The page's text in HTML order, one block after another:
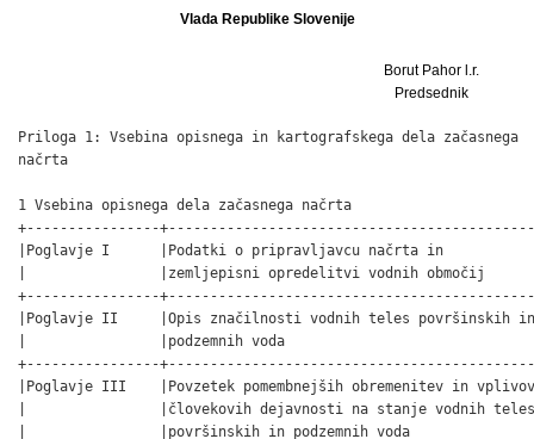
Vlada Republike Slovenije
Borut Pahor l.r.
Predsednik
Priloga 1: Vsebina opisnega in kartografskega dela začasnega
načrta

1 Vsebina opisnega dela začasnega načrta
+----------------+---------------------------------------------+
|Poglavje I      |Podatki o pripravljavcu načrta in            |
|                |zemljepisni opredelitvi vodnih območij       |
+----------------+---------------------------------------------+
|Poglavje II     |Opis značilnosti vodnih teles površinskih in |
|                |podzemnih voda                               |
+----------------+---------------------------------------------+
|Poglavje III    |Povzetek pomembnejših obremenitev in vplivov |
|                |človekovih dejavnosti na stanje vodnih teles |
|                |površinskih in podzemnih voda                |
+----------------+---------------------------------------------+
|Poglavje IV     |Prikaz območij s posebnimi zahtevami         |
+----------------+---------------------------------------------+
|Poglavje V      |Prikaz mreže in rezultatov monitoringa       |
|                |stanja voda                                  |
+----------------+---------------------------------------------+
|Poglavje VI     |Ekonomsko vrednotenje rabe vode ali naplavin |
|                |in varstva ter urejanja voda                 |
+----------------+---------------------------------------------+
|Poglavje VII    |Povzetek obveznosti, sprejetih z             |
|                |mednarodnimi pogodbami, ki se nanašajo na    |
|                |upravljanje voda                             |
+----------------+---------------------------------------------+
|Priloge         |PRILOGA 1: Seznam strokovnih podlag,         |
|                |strokovnih navodil, metodologij in poročil   |
|                |ter virov podatkov, na podlagi katerih je    |
|                |bil izdelan načrt                            |
|                |PRILOGA 2: Seznam naslovov za stike          |
+----------------+---------------------------------------------+


2 Vsebina kartografskega dela začasnega načrta
+----------------+---------------------------------------------+
|Karta I.1       |Meja med vodnim območjem Donave in vodnim    |
|                |območjem (v nadaljnjem besedilu: VO)         |
|                |Jadranskega morja                            |
+----------------+---------------------------------------------+
|Karta I.2       |Meje porečij Mura, Drava, Sava, povodja Soče |
|                |in povodja jadranskih rek                    |
+----------------+---------------------------------------------+
|Karta I.3       |Podzemne vode, ki pripadajo VO Donave in VO  |
|                |Jadranskega morja                            |
+----------------+---------------------------------------------+
|Karta II.1      |Lokacije in meje vodnih teles površinskih    |
|                |voda                                         |
+----------------+---------------------------------------------+
|Karta II.2      |Umetna vodna telesa in kandidati za močno    |
|                |preoblikovana vodna telesa                   |
+----------------+---------------------------------------------+
|Karta II.3      |Meje hidroekoregij                           |
+----------------+---------------------------------------------+
|Karta II.4      |Referenčni odseki vodotokov                  |
+----------------+---------------------------------------------+
|Karta II.5      |Lokacije in meje vodnih teles podzemnih voda |
+----------------+---------------------------------------------+
|Karta III.1     |Pregled pomembnih točkovnih obremenitev      |
+----------------+---------------------------------------------+
|Karta III.2     |Pregled pomembnih razpršenih obremenitev z   |
|                |dušikom iz kmetijstva                        |
+----------------+---------------------------------------------+
|Karta III.3     |Pregled pomembnih razpršenih obremenitev s   |
|                |fosforjem iz kmetijstva                      |
+----------------+---------------------------------------------+
|Karta III.4     |Pregled pomembnih hidroloških obremenitev    |
+----------------+---------------------------------------------+
|Karta III.5     |Pregled pomembnih morfoloških obremenitev    |
+----------------+---------------------------------------------+
|Karta III.6     |Pregled bioloških obremenitev                |
+----------------+---------------------------------------------+
|Karta III.7     |Ocena vplivov na kemijsko stanje vodnih      |
|                |teles površinskih voda                       |
+----------------+---------------------------------------------+
|Karta III.8     |Ocena vplivov na ekološko stanje vodnih      |
|                |teles površinskih voda glede na splošne      |
|                |fizikalno-kemijske parametre                 |
+----------------+---------------------------------------------+
|Karta III.9     |Ocena vplivov na ekološko stanje vodnih      |
|                |teles površinskih voda glede na sintetična   |
|                |in nesintetična onesnaževala                 |
+----------------+---------------------------------------------+
|Karta III.10    |Ocena vplivov na ekološko stanje vodnih      |
|                |teles površinskih voda glede na biološke     |
|                |parametre                                    |
+----------------+---------------------------------------------+
|Karta III.11    |Modelirane vrednosti obremenitev podzemnih   |
|                |voda z dušikom                               |
+----------------+---------------------------------------------+
|Karta III.12    |Karta ranljivosti podzemne vode glede na     |
|                |zadrževalno sposobnost vodonosnikov          |
+----------------+---------------------------------------------+
|Karta III.13    |Ocenjene vrednosti nitratov v podzemni vodi  |
+----------------+---------------------------------------------+
|Karta III.14    |Ocena kemijskega stanja vodnih teles         |
|                |podzemne vode                                |
+----------------+---------------------------------------------+
|Karta IV.1      |Prikaz vodovarstvenih območij                |
+----------------+---------------------------------------------+
|Karta IV.2      |Prikaz območij kopalnih voda in območij      |
|                |naravnih kopališč                            |
+----------------+---------------------------------------------+
|Karta IV.3      |Opozorilna karta poplav                      |
+----------------+---------------------------------------------+
|Karta IV.4      |Prikaz delov morja, kjer je kakovost vode    |
|                |primerna za življenje in rast morskih školjk |
|                |in morskih polžev                            |
+----------------+---------------------------------------------+
|Karta IV.5A     |Prikaz občutljivih območij zaradi            |
|                |evtrofikacije v skladu s predpisi, ki        |
|                |urejajo varstvo okolja                       |
+----------------+---------------------------------------------+
|Karta IV.5B     |Prikaz občutljivih območij zaradi kopalnih   |
|                |voda v skladu s predpisi, ki urejajo varstvo |
|                |okolja                                       |
+----------------+---------------------------------------------+
|Karta IV.6      |Prikaz ranljivih območij v skladu s          |
|                |predpisi, ki urejajo varstvo okolja          |
+----------------+---------------------------------------------+
|Karta IV.7      |Prikaz zavarovanih in varovanih območij v    |
|                |skladu s predpisi, ki urejajo ohranjanje     |
|                |narave                                       |
+----------------+---------------------------------------------+
|Karta IV.8      |Prikaz odsekov površinskih voda, pomembnih   |
|                |za življenje sladkovodnih vrst rib           |
+----------------+---------------------------------------------+
|Karta V.1       |Mreža merilnih mest za spremljanje kakovosti |
|                |površinskih vodotokov                        |
+----------------+---------------------------------------------+
|Karta V.2       |Ocena kemijskega stanja površinskih          |
|                |vodotokov                                    |
+----------------+---------------------------------------------+
|Karta V.3       |Ocena saprobiološke kakovosti površinskih    |
|                |vodotokov                                    |
+----------------+---------------------------------------------+
|Karta V.4       |Mreža merilnih mest na jezerih,              |
|                |zadrževalnikih in akumulacijah, vključenih v |
|                |program spremljanja kakovosti jezer          |
+----------------+---------------------------------------------+
|Karta V.5       |Mreža merilnih mest za spremljanje kakovosti |
|                |morja                                        |
+----------------+---------------------------------------------+
|Karta V.6       |Ocena trofičnega stanja morja glede na TRIX  |
|                |indeks                                       |
+----------------+---------------------------------------------+
|Karta V.7       |Ocena kemijskega stanja morja                |
+----------------+---------------------------------------------+
|Karta V.8       |Mreža merilnih mest za spremljanje kakovosti |
|                |vode za življenje in rast morskih školjk in  |
|                |morskih polžev                               |
+----------------+---------------------------------------------+
|Karta V.9       |Ocena kakovosti vode za življenje in rast    |
|                |morskih školjk in morskih polžev             |
+----------------+---------------------------------------------+
|Karta V.10      |Mreža merilnih mest za spremljanje kakovosti |
|                |vode za življenje sladkovodnih vrst rib      |
+----------------+--------